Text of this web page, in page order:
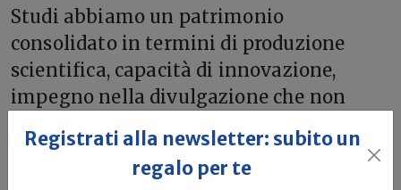
Studi abbiamo un patrimonio
consolidato in termini di produzione
scientifica, capacità di innovazione,
impegno nella divulgazione che non
Né può più bastarci mantenere la
posizione, sia pur non certo marginale,
Registrati alla newsletter: subito un
regalo per te